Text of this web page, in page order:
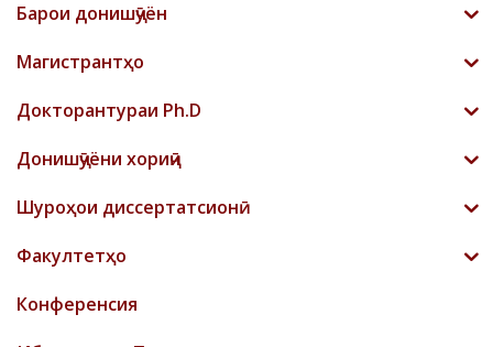
Барои донишҷӯён
Магистрантҳо
Докторантураи Ph.D
Донишҷӯёни хориҷӣ
Шyроҳои диссертатсионӣ
Факултетҳо
Конференсия